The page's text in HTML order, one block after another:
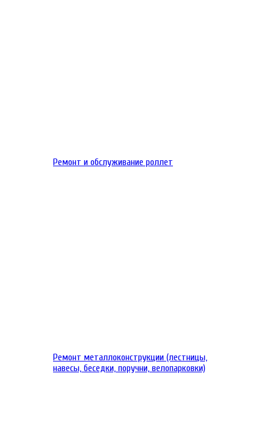
Ремонт и обслуживание роллет
Ремонт металлоконструкции (лестницы,
навесы, беседки, поручни, велопарковки)